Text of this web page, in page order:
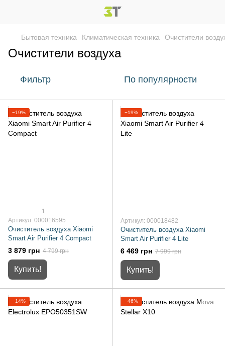
Бытовая техника Климатическая техника Очистители
Очистители воздуха
Фильтр По популярности
−19%
1
Артикул: 000016595
Очиститель воздуха Xiaomi
Smart Air Purifier 4 Compact
3 879 грн 4 799 грн
Купить!
−19%
Артикул: 000018482
Очиститель воздуха Xiaomi
Smart Air Purifier 4 Lite
6 469 грн 7 999 грн
Купить!
−14% −46%